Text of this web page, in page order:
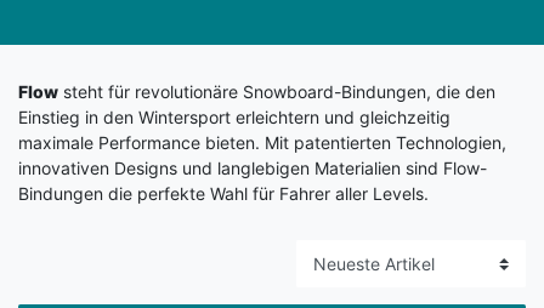
Flow steht für revolutionäre Snowboard-Bindungen, die den
Einstieg in den Wintersport erleichtern und gleichzeitig
maximale Performance bieten. Mit patentierten Technologien,
innovativen Designs und langlebigen Materialien sind Flow-
Bindungen die perfekte Wahl für Fahrer aller Levels.